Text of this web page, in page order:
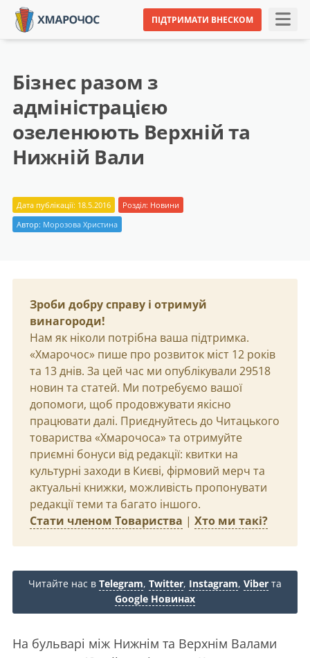
ПІДТРИМАТИ ВНЕСКОМ
Бізнес разом з
адміністрацією
озеленюють Верхній та
Нижній Вали
Дата публікації: 18.5.2016 Розділ: Новини
Автор: Морозова Христина
Зроби добру справу і отримуй
винагороди!
Нам як ніколи потрібна ваша підтримка.
«Хмарочос» пише про розвиток міст 12 років
та 13 днів. За цей час ми опублікували 29518
новин та статей. Ми потребуємо вашої
допомоги, щоб продовжувати якісно
працювати далі. Приєднуйтесь до Читацького
товариства «Хмарочоса» та отримуйте
приємні бонуси від редакції: квитки на
культурні заходи в Києві, фірмовий мерч та
актуальні книжки, можливість пропонувати
редакції теми та багато іншого.
Стати членом Товариства | Хто ми такі?
Читайте нас в Telegram, Twitter, Instagram, Viber та
Google Новинах
На бульварі між Нижнім та Верхнім Валами